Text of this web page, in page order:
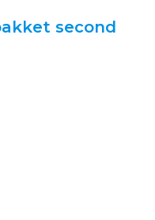
second